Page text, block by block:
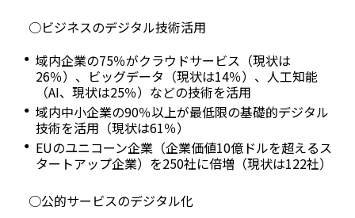
○ビジネスのデジタル技術活用
域内企業の75％がクラウドサービス（現状は
26％）、ビッグデータ（現状は14％）、人工知能
（AI、現状は25％）などの技術を活用
域内中小企業の90％以上が最低限の基礎的デジタル
技術を活用（現状は61％）
EUのユニコーン企業（企業価値10億ドルを超えるス
タートアップ企業）を250社に倍増（現状は122社）
○公的サービスのデジタル化